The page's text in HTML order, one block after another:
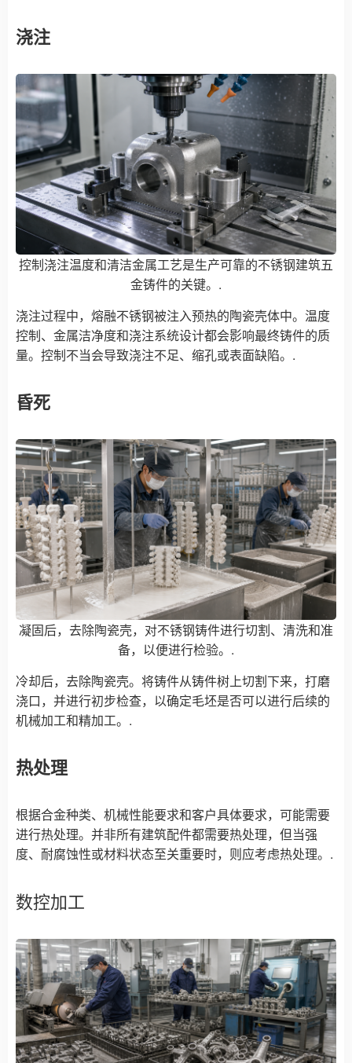
浇注
控制浇注温度和清洁金属工艺是生产可靠的不锈钢建筑五
金铸件的关键。.
浇注过程中，熔融不锈钢被注入预热的陶瓷壳体中。温度
控制、金属洁净度和浇注系统设计都会影响最终铸件的质
量。控制不当会导致浇注不足、缩孔或表面缺陷。.
昏死
凝固后，去除陶瓷壳，对不锈钢铸件进行切割、清洗和准
备，以便进行检验。.
冷却后，去除陶瓷壳。将铸件从铸件树上切割下来，打磨
浇口，并进行初步检查，以确定毛坯是否可以进行后续的
机械加工和精加工。.
热处理
根据合金种类、机械性能要求和客户具体要求，可能需要
进行热处理。并非所有建筑配件都需要热处理，但当强
度、耐腐蚀性或材料状态至关重要时，则应考虑热处理。.
数控加工